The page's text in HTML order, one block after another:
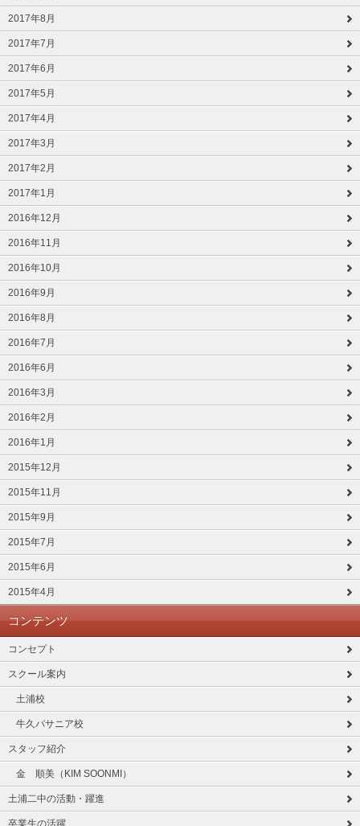
2017年8月
2017年7月
2017年6月
2017年5月
2017年4月
2017年3月
2017年2月
2017年1月
2016年12月
2016年11月
2016年10月
2016年9月
2016年8月
2016年7月
2016年6月
2016年3月
2016年2月
2016年1月
2015年12月
2015年11月
2015年9月
2015年7月
2015年6月
2015年4月
コンテンツ
コンセプト
スクール案内
土浦校
牛久パサニア校
スタッフ紹介
金 順美（KIM SOONMI）
土浦二中の活動・躍進
卒業生の活躍